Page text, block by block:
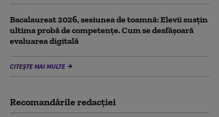
Bacalaureat 2026, sesiunea de toamnă: Elevii susțin
ultima probă de competențe. Cum se desfășoară
evaluarea digitală
CITEȘTE MAI MULTE
Recomandările redacţiei